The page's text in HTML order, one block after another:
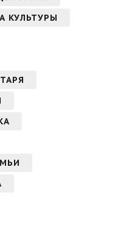
КУЛЬТУРЫ